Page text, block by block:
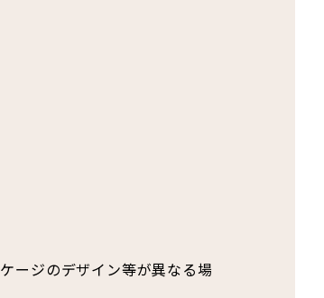
ージのデザイン等が異なる場